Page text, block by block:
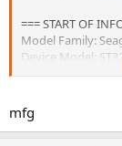
=== START OF
Model Family:
Device Model:
Serial Number:
User Capacity:
Device is: In
mfg